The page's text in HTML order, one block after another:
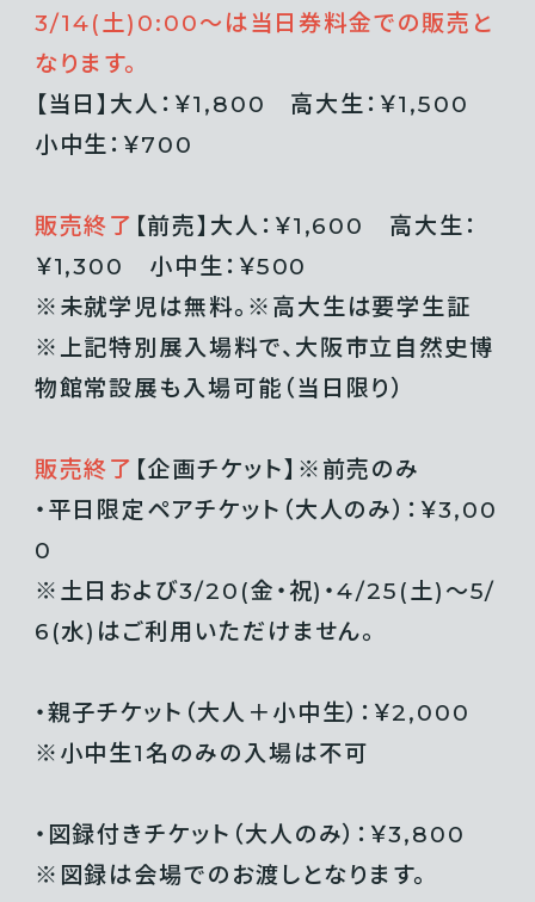
3/14(土)0:00〜は当日券料金での販売と
なります。
【当日】大人：￥1,800 高大生：￥1,500
小中生：￥700
販売終了 【前売】大人：￥1,600 高大生：
￥1,300 小中生：￥500
※未就学児は無料。※高大生は要学生証
※上記特別展入場料で、大阪市立自然史博
物館常設展も入場可能（当日限り）
販売終了 【企画チケット】※前売のみ
・平日限定ペアチケット（大人のみ）：￥3,00
0
※土日および3/20(金・祝)・4/25(土)〜5/
6(水)はご利用いただけません。
・親子チケット（大人＋小中生）：￥2,000
※小中生1名のみの入場は不可
・図録付きチケット（大人のみ）：￥3,800
※図録は会場でのお渡しとなります。